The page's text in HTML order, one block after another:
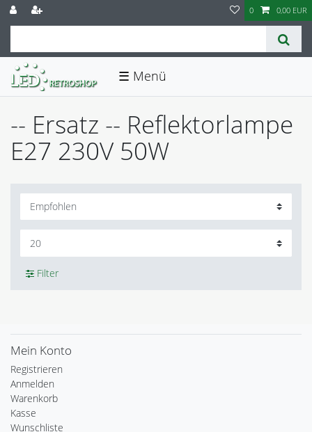
0 0,00 EUR
☰
-- Ersatz -- Reflektorlampe
E27 230V 50W
Filter
Mein Konto
Registrieren
Anmelden
Warenkorb
Kasse
Wunschliste